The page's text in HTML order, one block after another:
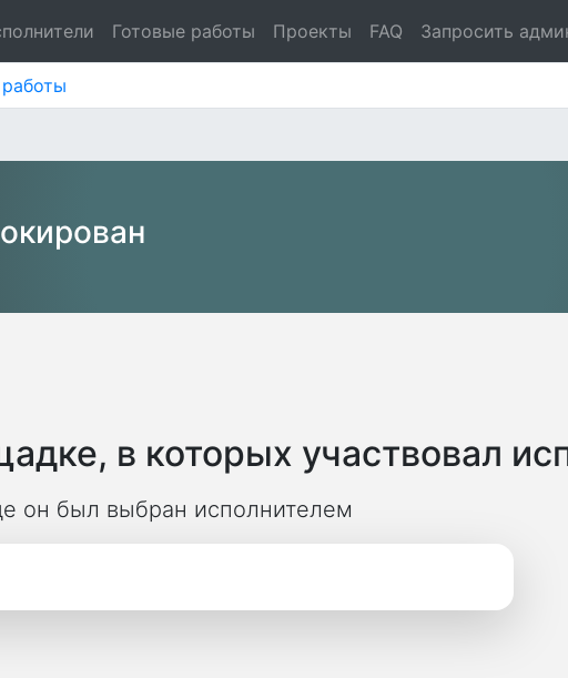
Готовые работы Проекты FAQ Запросить
в которых участвовал
он был выбран исполнителем